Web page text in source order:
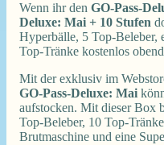
Wenn ihr den GO-Pass-
Deluxe: Mai + 10 Stufen
Hyperbälle, 5 Top-Beleber,
Top-Tränke kostenlos
Mit der exklusiv im
GO-Pass-Deluxe: Mai
aufstocken. Mit dieser Box
Top-Beleber, 10 Top-
Brutmaschine und eine